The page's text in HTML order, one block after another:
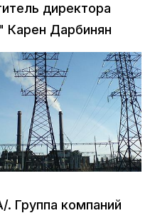
директора
Карен Дарбинян
Группа компаний